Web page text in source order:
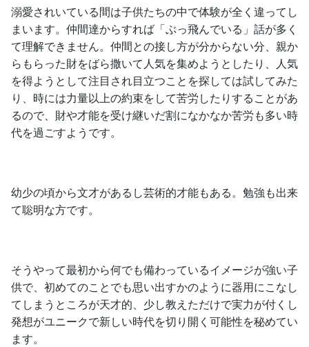
溺愛されいている間は子供たちの中で体験が全く違ってし
まいます。仲間達からすれば「ぶっ飛んでいる」話が多く
て理解できません。仲間との接し方が分からない分、親か
らもらった財をばら撒いて人気を集めようとしたり、人気
を得ようとして注目され目立つことを探しては試してみた
り、時には力量以上の約束をして苦労したりすることがあ
るので、財や才能を受け継いだ割になかなか苦労も多い時
代を過ごすようです。
幼少の頃から文才があるし芸術的才能もある。勉強も出来
て聡明な方です。
そうやって最初から何でも備わっているイメージが強い子
供で、初めてのことでも思い出すかのように器用にこなし
てしまうところが天才的、少し教えただけで実力が付くし
発想がユニークで新しい時代を切り開く可能性を秘めてい
ます。